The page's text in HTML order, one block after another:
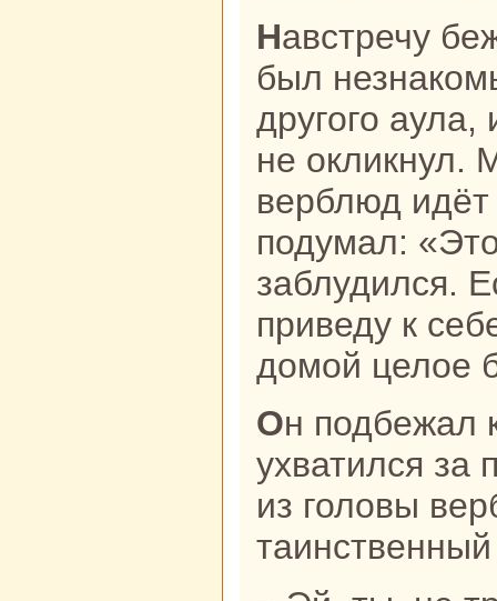
Навстречу бежал мальчишка. Это
был
другого
не окликнул.
верблюд идёт
подумал:
заблудился.
приведу к
домой целое
Он подбежал к животному и
ухватился за
из головы
таинственный